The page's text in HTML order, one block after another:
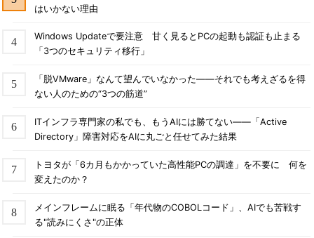
はいかない理由
Windows Updateで要注意 甘く見るとPCの起動も認証も止まる
「3つのセキュリティ移行」
「脱VMware」なんて望んでいなかった――それでも考えざるを得
ない人のための“3つの筋道”
ITインフラ専門家の私でも、もうAIには勝てない――「Active
Directory」障害対応をAIに丸ごと任せてみた結果
トヨタが「6カ月もかかっていた高性能PCの調達」を不要に 何を
変えたのか？
メインフレームに眠る「年代物のCOBOLコード」、AIでも苦戦す
る"読みにくさ"の正体